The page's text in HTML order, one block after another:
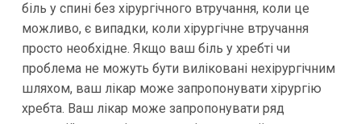
біль у спині без хірургічного втручання, коли це
можливо, є випадки, коли хірургічне втручання
просто необхідне. Якщо ваш біль у хребті чи
проблема не можуть бути виліковані нехірургічним
шляхом, ваш лікар може запропонувати хірургію
хребта. Ваш лікар може запропонувати ряд